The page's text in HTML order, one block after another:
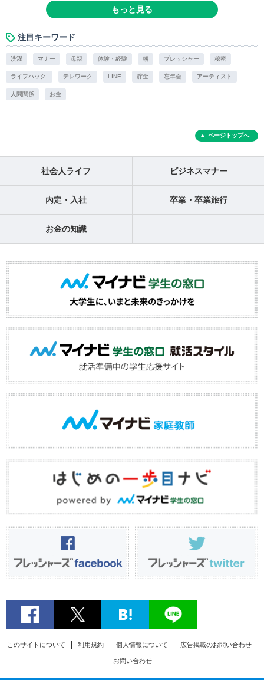
もっと見る
注目キーワード
洗濯 マナー 母親 体験・経験 朝 プレッシャー 秘密
ライフハック. テレワーク LINE 貯金 忘年会 アーティスト
人間関係 お金
ページトップへ
社会人ライフ ビジネスマナー
内定・入社 卒業・卒業旅行
お金の知識
このサイトについて 利用規約 個人情報について 広告掲載のお問い合わせ
お問い合わせ